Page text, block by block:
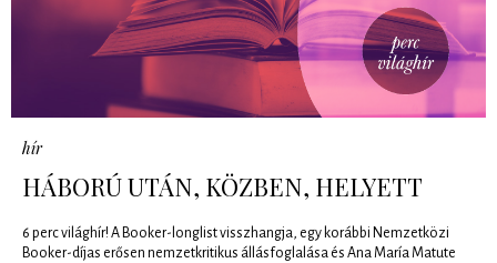
hír
HÁBORÚ UTÁN, KÖZBEN, HELYETT
6 perc világhír! A Booker-longlist visszhangja, egy korábbi Nemzetközi
Booker-díjas erősen nemzetkritikus állásfoglalása és Ana María Matute